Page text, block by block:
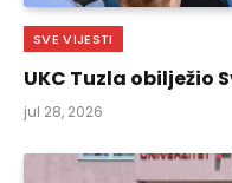
SVE VIJESTI
UKC Tuzla obilježio
jul 28, 2026